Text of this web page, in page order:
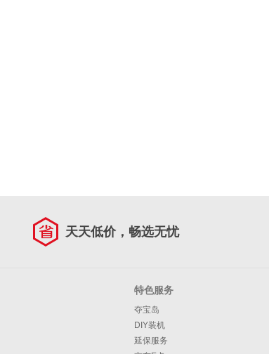
天天低价，畅选无忧
特色服务
夺宝岛
DIY装机
延保服务